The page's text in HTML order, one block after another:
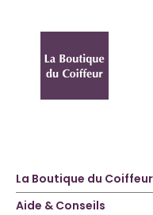
La Boutique du Coiffeur
Aide & Conseils